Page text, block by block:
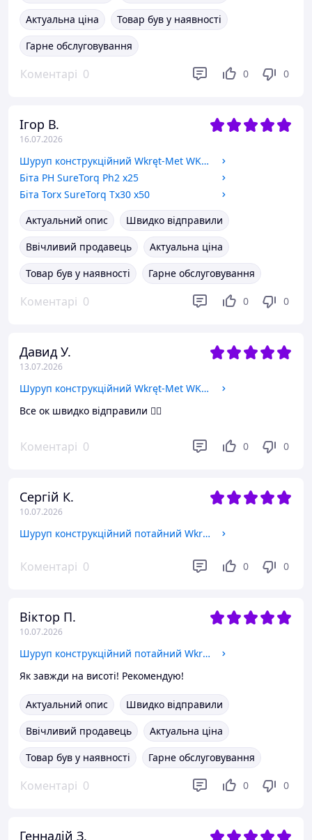
Актуальна ціна
Товар був у наявності
Гарне обслуговування
Коментарі 0 0 0
Ігор В.
16.07.2026
Шуруп конструкційний Wkręt-Met WKCP-06240 6x240 мм 100 шт
Біта PH SureTorq Ph2 x25
Біта Torx SureTorq Tx30 x50
Актуальний опис
Швидко відправили
Ввічливий продавець
Актуальна ціна
Товар був у наявності
Гарне обслуговування
Коментарі 0 0 0
Давид У.
13.07.2026
Шуруп конструкційний Wkręt-Met WKCP-08400 8x400 мм
Все ок швидко відправили 👍🏻
Коментарі 0 0 0
Сергій К.
10.07.2026
Шуруп конструкційний потайний Wkręt-Met KMWHT-05080 5x80 мм 200 шт
Коментарі 0 0 0
Віктор П.
10.07.2026
Шуруп конструкційний потайний Wkręt-Met KMWHT-035050 3.5x50 мм 400 шт
Як завжди на висоті! Рекомендую!
Актуальний опис
Швидко відправили
Ввічливий продавець
Актуальна ціна
Товар був у наявності
Гарне обслуговування
Коментарі 0 0 0
Геннадій З.